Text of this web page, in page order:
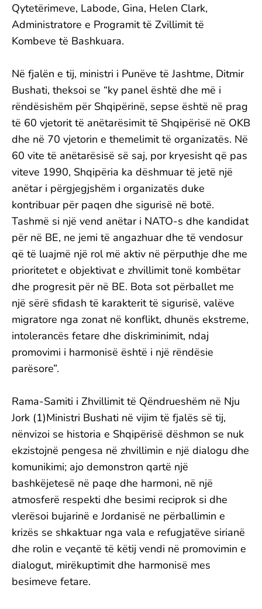
Qytetërimeve, Labode, Gina, Helen Clark,
Administratore e Programit të Zvillimit të
Kombeve të Bashkuara.
Në fjalën e tij, ministri i Punëve të Jashtme, Ditmir
Bushati, theksoi se “ky panel është dhe më i
rëndësishëm për Shqipërinë, sepse është në prag
të 60 vjetorit të anëtarësimit të Shqipërisë në OKB
dhe në 70 vjetorin e themelimit të organizatës. Në
60 vite të anëtarësisë së saj, por kryesisht që pas
viteve 1990, Shqipëria ka dëshmuar të jetë një
anëtar i përgjegjshëm i organizatës duke
kontribuar për paqen dhe sigurisë në botë.
Tashmë si një vend anëtar i NATO-s dhe kandidat
për në BE, ne jemi të angazhuar dhe të vendosur
që të luajmë një rol më aktiv në përputhje dhe me
prioritetet e objektivat e zhvillimit tonë kombëtar
dhe progresit për në BE. Bota sot përballet me
një sërë sfidash të karakterit të sigurisë, valëve
migratore nga zonat në konflikt, dhunës ekstreme,
intolerancës fetare dhe diskriminimit, ndaj
promovimi i harmonisë është i një rëndësie
parësore”.
Rama-Samiti i Zhvillimit të Qëndrueshëm në Nju
Jork (1)Ministri Bushati në vijim të fjalës së tij,
nënvizoi se historia e Shqipërisë dëshmon se nuk
ekzistojnë pengesa në zhvillimin e një dialogu dhe
komunikimi; ajo demonstron qartë një
bashkëjetesë në paqe dhe harmoni, në një
atmosferë respekti dhe besimi reciprok si dhe
vlerësoi bujarinë e Jordanisë ne përballimin e
krizës se shkaktuar nga vala e refugjatëve sirianë
dhe rolin e veçantë të këtij vendi në promovimin e
dialogut, mirëkuptimit dhe harmonisë mes
besimeve fetare.